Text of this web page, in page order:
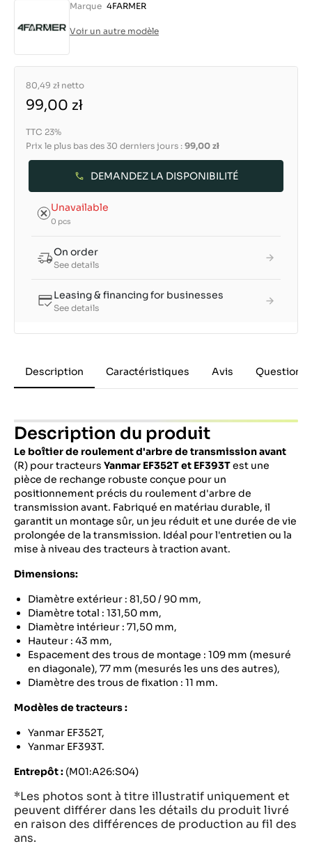
Marque 4FARMER
Voir un autre modèle
80,49 zł netto
99,00 zł
TTC 23%
Prix le plus bas des 30 derniers jours : 99,00 zł
DEMANDEZ LA DISPONIBILITÉ
Unavailable
0 pcs
On order
See details
Leasing & financing for businesses
See details
Description Caractéristiques Avis Questions
Description du produit
Le boîtier de roulement d'arbre de transmission avant
(R) pour tracteurs Yanmar EF352T et EF393Test une
pièce de rechange robuste conçue pour un
positionnement précis du roulement d'arbre de
transmission avant. Fabriqué en matériau durable, il
garantit un montage sûr, un jeu réduit et une durée de vie
prolongée de la transmission. Idéal pour l'entretien ou la
mise à niveau des tracteurs à traction avant.
Dimensions:
Diamètre extérieur : 81,50 / 90 mm,
Diamètre total : 131,50 mm,
Diamètre intérieur : 71,50 mm,
Hauteur : 43 mm,
Espacement des trous de montage : 109 mm (mesuré
en diagonale), 77 mm (mesurés les uns des autres),
Diamètre des trous de fixation : 11 mm.
Modèles de tracteurs :
Yanmar EF352T,
Yanmar EF393T.
Entrepôt : (M01:A26:S04)
*Les photos sont à titre illustratif uniquement et
peuvent différer dans les détails du produit livré
en raison des différences de production au fil des
ans.